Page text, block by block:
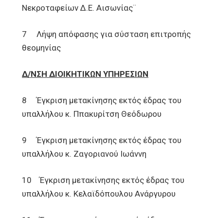
Νεκροταφείων Δ.Ε. Αισωνίας¨
7 Λήψη απόφασης για σύσταση επιτροπής
θεομηνίας
Δ/ΝΣΗ ΔΙΟΙΚΗΤΙΚΩΝ ΥΠΗΡΕΣΙΩΝ
8 Έγκριση μετακίνησης εκτός έδρας του
υπαλλήλου κ. Ππακυρίτση Θεόδωρου
9 Έγκριση μετακίνησης εκτός έδρας του
υπαλλήλου κ. Ζαγοριανού Ιωάννη
10 Έγκριση μετακίνησης εκτός έδρας του
υπαλλήλου κ. Κελαϊδόπουλου Ανάργυρου